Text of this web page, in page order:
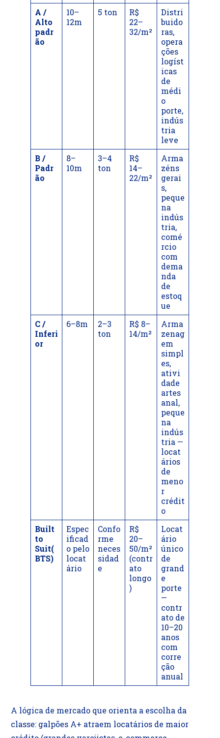
A /
Alto
padr
ão
10–
12m
5 ton
R$
22–
32/m²
Distri
buido
ras,
opera
ções
logíst
icas
de
médi
o
porte,
indús
tria
leve
B /
Padr
ão
8–
10m
3–4
ton
R$
14–
22/m²
Arma
zéns
gerai
s,
peque
na
indús
tria,
comé
rcio
com
dema
nda
de
estoq
ue
C /
Inferi
or
6–8m
2–3
ton
R$ 8–
14/m²
Arma
zenag
em
simpl
es,
ativi
dade
artes
anal,
peque
na
indús
tria —
locat
ários
de
meno
r
crédit
o
Built
to
Suit(
BTS)
Espec
ificad
o pelo
locat
ário
Confo
rme
neces
sidad
e
R$
20–
50/m²
(contr
ato
longo
)
Locat
ário
único
de
grand
e
porte
—
contr
ato de
10–20
anos
com
corre
ção
anual
A lógica de mercado que orienta a escolha da
classe: galpões A+ atraem locatários de maior